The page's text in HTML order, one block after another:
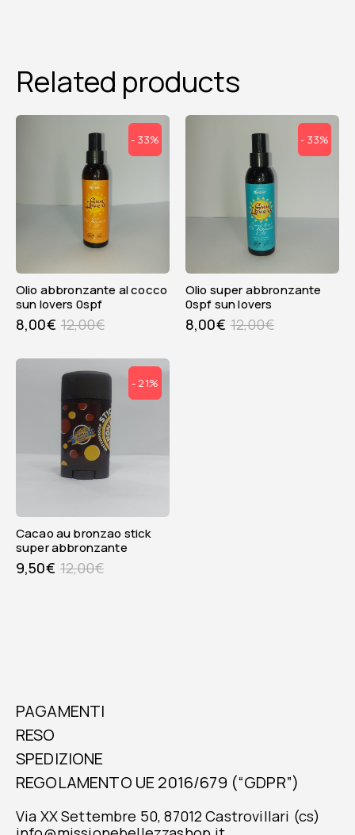
Related products
- 33%
olio abbronzante al cocco
sun lovers 0spf
12,00€
8,00€
- 33%
olio super abbronzante
0spf sun lovers
12,00€
8,00€
- 21%
cacao au bronzao stick
super abbronzante
12,00€
9,50€
PAGAMENTI
RESO
SPEDIZIONE
REGOLAMENTO UE 2016/679 (“GDPR”)
Via XX Settembre 50, 87012 Castrovillari (cs)